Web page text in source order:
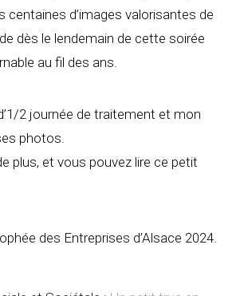
centaines d’images valorisantes de
dès le lendemain de cette soirée
au fil des ans.
2 journée de traitement et mon
photos.
plus, et vous pouvez lire ce petit
des Entreprises d’Alsace 2024.